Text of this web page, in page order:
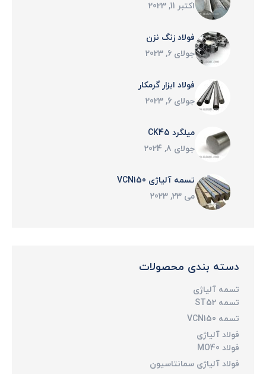
اکتبر 11, 2023
فولاد زنگ نزن
جولای 6, 2023
فولاد ابزار گرمکار
جولای 6, 2023
میلگرد CK45
جولای 8, 2024
تسمه آلیاژی VCN150
می 23, 2023
دسته بندی محصولات
تسمه آلیاژی
تسمه ST52
تسمه VCN150
فولاد آلیاژی
فولاد MO40
فولاد آلیاژی سمانتاسیون